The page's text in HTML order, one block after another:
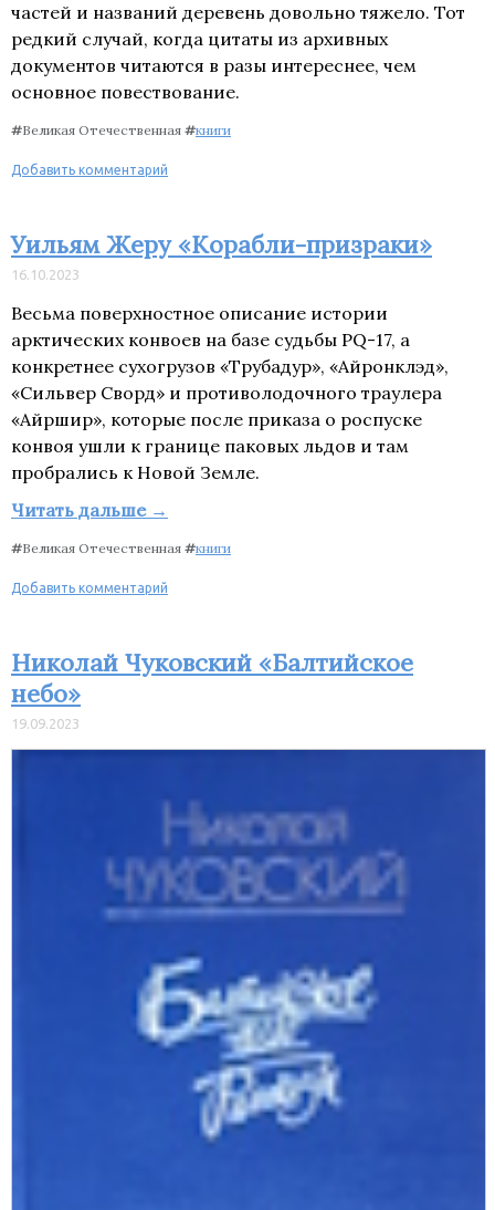
частей и названий деревень довольно тяжело. Тот
редкий случай, когда цитаты из архивных
документов читаются в разы интереснее, чем
основное повествование.
#Великая Отечественная #книги
Добавить комментарий
Уильям Жеру «Корабли-призраки»
16.10.2023
Весьма поверхностное описание истории
арктических конвоев на базе судьбы PQ-17, а
конкретнее сухогрузов «Трубадур», «Айронклэд»,
«Сильвер Сворд» и противолодочного траулера
«Айршир», которые после приказа о роспуске
конвоя ушли к границе паковых льдов и там
пробрались к Новой Земле.
Читать дальше →
#Великая Отечественная #книги
Добавить комментарий
Николай Чуковский «Балтийское
небо»
19.09.2023